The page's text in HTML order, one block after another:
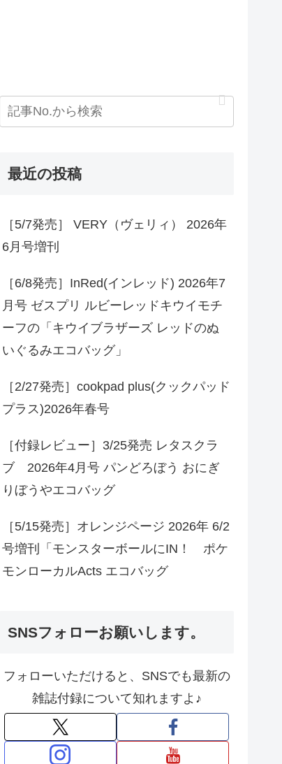
最近の投稿
［5/7発売］ VERY（ヴェリィ） 2026年
6月号増刊
［6/8発売］InRed(インレッド) 2026年7
月号 ゼスプリ ルビーレッドキウイモチ
ーフの「キウイブラザーズ レッドのぬ
いぐるみエコバッグ」
［2/27発売］cookpad plus(クックパッド
プラス)2026年春号
［付録レビュー］3/25発売 レタスクラ
ブ 2026年4月号 パンどろぼう おにぎ
りぼうやエコバッグ
［5/15発売］オレンジページ 2026年 6/2
号増刊「モンスターボールにIN！ ポケ
モンローカルActs エコバッグ
SNSフォローお願いします。
フォローいただけると、SNSでも最新の
雑誌付録について知れますよ♪